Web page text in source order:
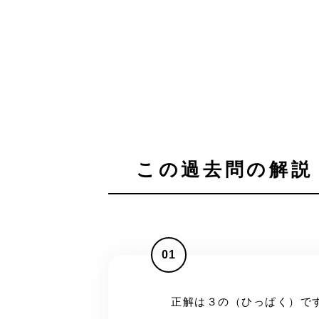
この過去問の解
01
正解は３の（ひっぱく）で